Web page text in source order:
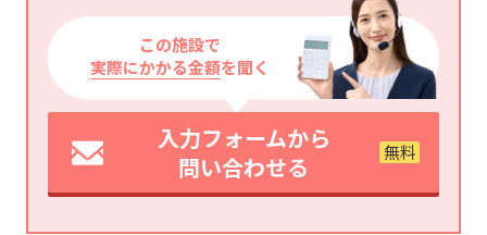
この施設で
実際にかかる金額を聞く
入力フォームから
問い合わせる